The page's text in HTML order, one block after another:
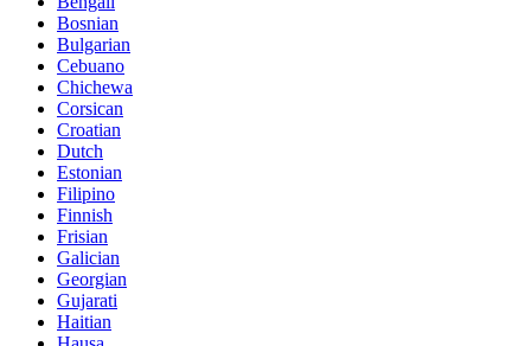
Bosnian
Bulgarian
Cebuano
Chichewa
Corsican
Croatian
Dutch
Estonian
Filipino
Finnish
Frisian
Galician
Georgian
Gujarati
Haitian